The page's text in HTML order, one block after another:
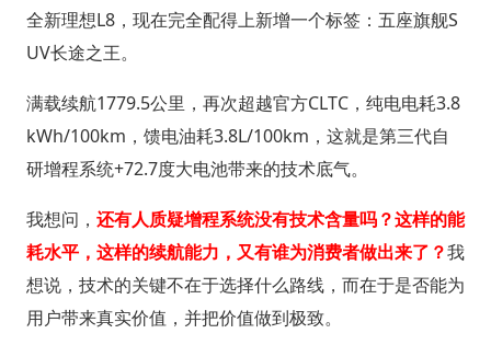
全新理想L8，现在完全配得上新增一个标签：五座旗舰S
UV长途之王。
满载续航1779.5公里，再次超越官方CLTC，纯电电耗3.8
kWh/100km，馈电油耗3.8L/100km，这就是第三代自
研增程系统+72.7度大电池带来的技术底气。
我想问， 还有人质疑增程系统没有技术含量吗？这样的能
耗水平，这样的续航能力，又有谁为消费者做出来了？我
想说，技术的关键不在于选择什么路线，而在于是否能为
用户带来真实价值，并把价值做到极致。